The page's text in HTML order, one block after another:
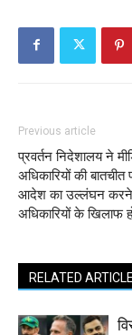
Previous article
प्रवर्तन निदेशालय ने
अधिकारियों की बातचीत
आदेश का उल्लंघन
अधिकारियों के खिलाफ
RELATED